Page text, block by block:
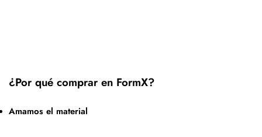
¿Por qué comprar en FormX?
Amamos el material